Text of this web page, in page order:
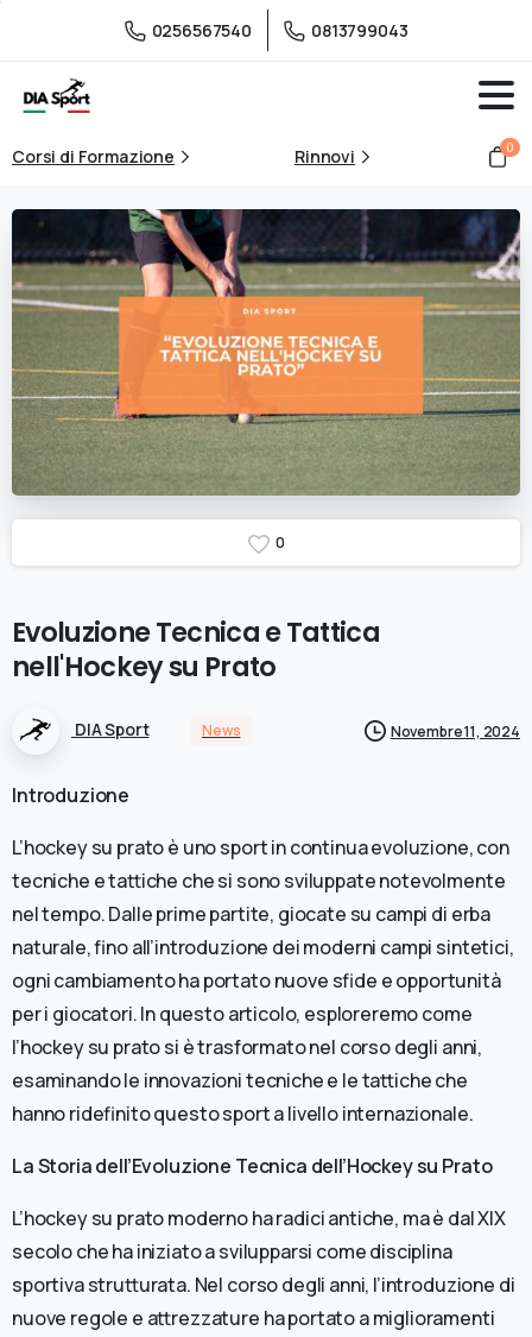
0256567540 0813799043
Corsi di Formazione Rinnovi 0
0
EvoluzioneTecnicaeTattica
nell'Hockeysu Prato
DIA Sport News Novembre 11, 2024
Introduzione
L’hockey su prato è uno sport in continua evoluzione, con
tecniche e tattiche che si sono sviluppate notevolmente
nel tempo. Dalle prime partite, giocate su campi di erba
naturale, fino all’introduzione dei moderni campi sintetici,
ogni cambiamento ha portato nuove sfide e opportunità
per i giocatori. In questo articolo, esploreremo come
l’hockey su prato si è trasformato nel corso degli anni,
esaminando le innovazioni tecniche e le tattiche che
hanno ridefinito questo sport a livello internazionale.
La Storia dell’Evoluzione Tecnica dell’Hockey su Prato
L’hockey su prato moderno ha radici antiche, ma è dal XIX
secolo che ha iniziato a svilupparsi come disciplina
sportiva strutturata. Nel corso degli anni, l’introduzione di
nuove regole e attrezzature ha portato a miglioramenti